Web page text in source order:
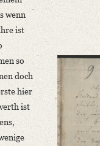
- Staats- und
U
daß du in Holland
wenn
ist
so
doch
hier
ist